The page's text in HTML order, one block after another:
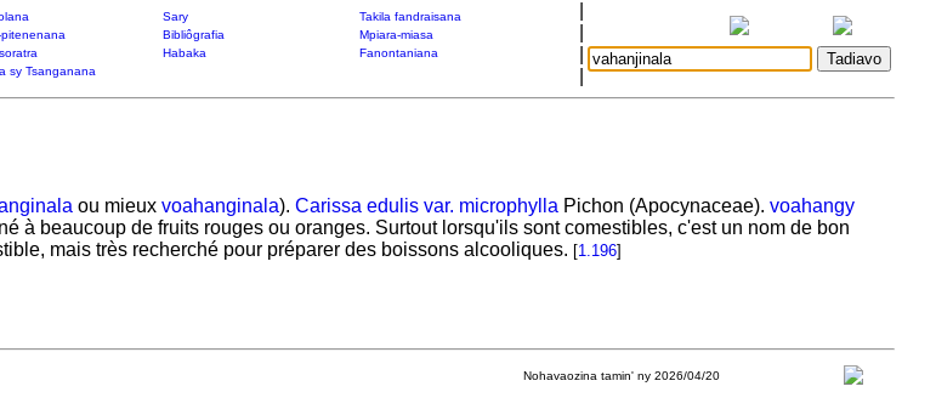
Sary
Takila fandraisana
pitenenana Bibliôgrafia
Mpiara-miasa
Habaka
Fanontaniana
sy Tsanganana
ou mieux voahanginala). Carissa edulis var. microphylla Pichon (Apocynaceae). voahangy
à beaucoup de fruits rouges ou oranges. Surtout lorsqu'ils sont comestibles, c'est un nom de bon
mais très recherché pour préparer des boissons alcooliques. [1.196]
Nohavaozina tamin' ny 2026/04/20